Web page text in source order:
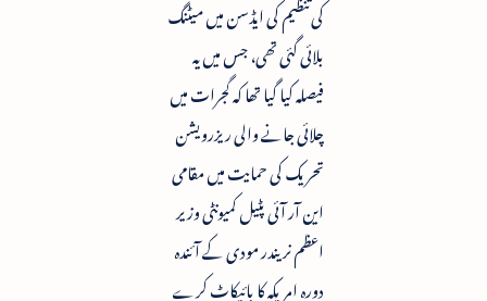
کی تنظیم کی ایڈسن میں میٹنگ
بلائی گئی تھی، جس میں یہ
فیصلہ کیا گیا تھا کہ گجرات میں
چلائی جانے والی ریزرویشن
تحریک کی حمایت میں مقامی
این آر آئی پٹیل کمیونٹی وزیر
اعظم نریندر مودی کے آئندہ
دورہ امریکہ کا بائیکاٹ کرے